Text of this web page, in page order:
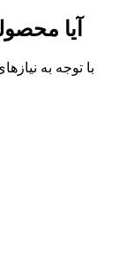
آیا
با توجه به